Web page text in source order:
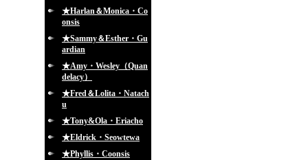
★Harlan＆Monica・Co
onsis
★Sammy＆Esther・Gu
ardian
★Amy・Wesley（Quan
delacy）
★Fred＆Lolita・Natach
u
★Tony&Ola・Eriacho
★Eldrick・Seowtewa
★Phyllis・Coonsis